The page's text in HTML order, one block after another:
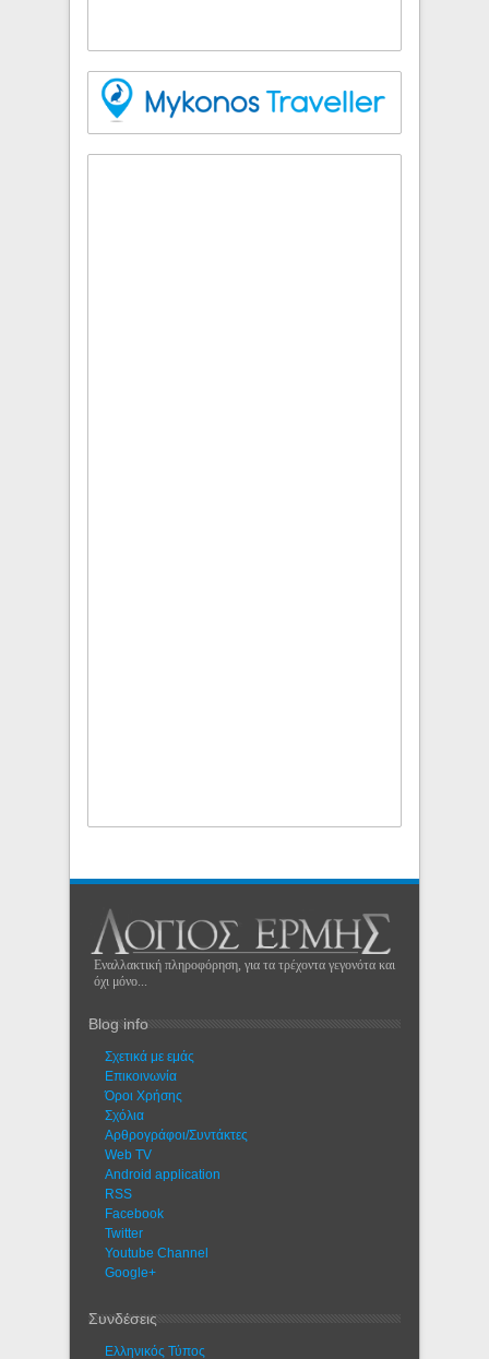
Εναλλακτική πληροφόρηση, για τα τρέχοντα γεγονότα και
όχι μόνο...
Blog info
Σχετικά με εμάς
Eπικοινωνία
Όροι Χρήσης
Σχόλια
Αρθρογράφοι/Συντάκτες
Web TV
Android application
RSS
Facebook
Twitter
Youtube Channel
Google+
Συνδέσεις
Ελληνικός Τύπος